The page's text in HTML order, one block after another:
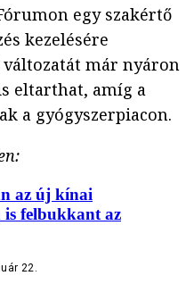
egy szakértő
kezelésére
már nyáron
eltarthat, amíg a
a gyógyszerpiacon.
az új kínai
felbukkant az
22.